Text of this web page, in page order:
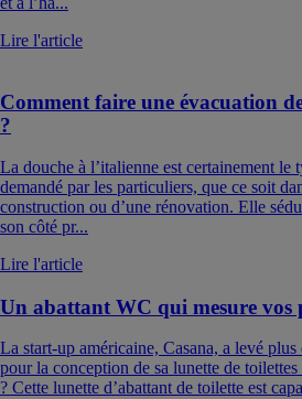
Lire l'article
Comment faire une évacuation
?
La douche à l’italienne est certainement le
demandé par les particuliers, que ce soit
construction ou d’une rénovation. Elle
son côté pr...
Lire l'article
Un abattant WC qui mesure vos
La start-up américaine, Casana, a levé
pour la conception de sa lunette de
? Cette lunette d’abattant de toilette est